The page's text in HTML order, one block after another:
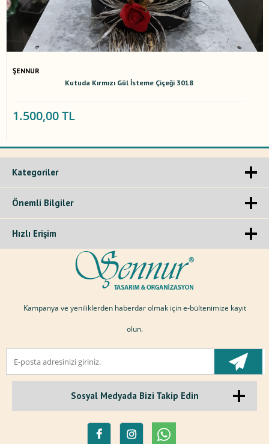
ŞENNUR
Kutuda Kırmızı Gül İsteme Çiçeği 3018
1.500,00 TL
Kategoriler
Önemli Bilgiler
Hızlı Erişim
Kampanya ve yeniliklerden haberdar olmak için e-bültenimize kayıt
olun.
Sosyal Medyada Bizi Takip Edin